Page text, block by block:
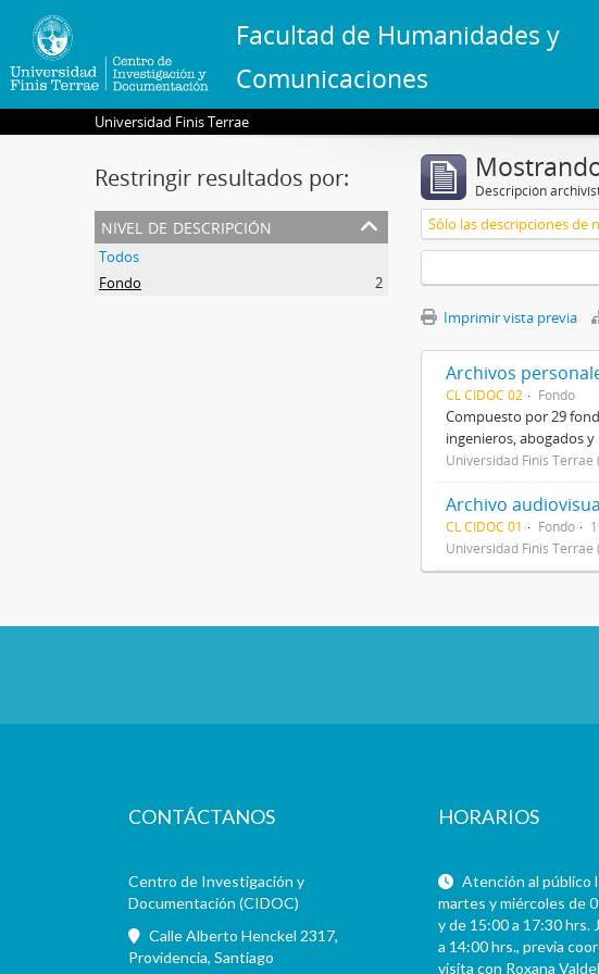
Facultad de Humanidades y
Comunicaciones
Universidad Finis Terrae
Restringir resultados por:
nivel de descripción
Todos
Fondo
2
Descripción
Sólo las descripciones de
Imprimir vista previa
Archivos
CL CIDOC 02 Fondo
Compuesto por 29
ingenieros, abogados
Universidad Finis Terrae
Archivo
CL CIDOC 01 Fondo
Universidad Finis Terrae
CONTÁCTANOS
Centro de Investigación y
Documentación (CIDOC)
Calle Alberto Henckel 2317,
Providencia, Santiago
HORARIOS
Atención al público
martes y miércoles de
y de 15:00 a 17:30 hrs.
a 14:00 hrs., previa
visita con Roxana